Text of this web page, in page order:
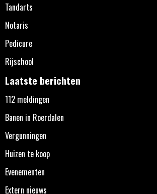
Tandarts
Notaris
Pedicure
Rijschool
Laatste berichten
112 meldingen
Banen in Roerdalen
Vergunningen
Huizen te koop
Evenementen
Extern nieuws